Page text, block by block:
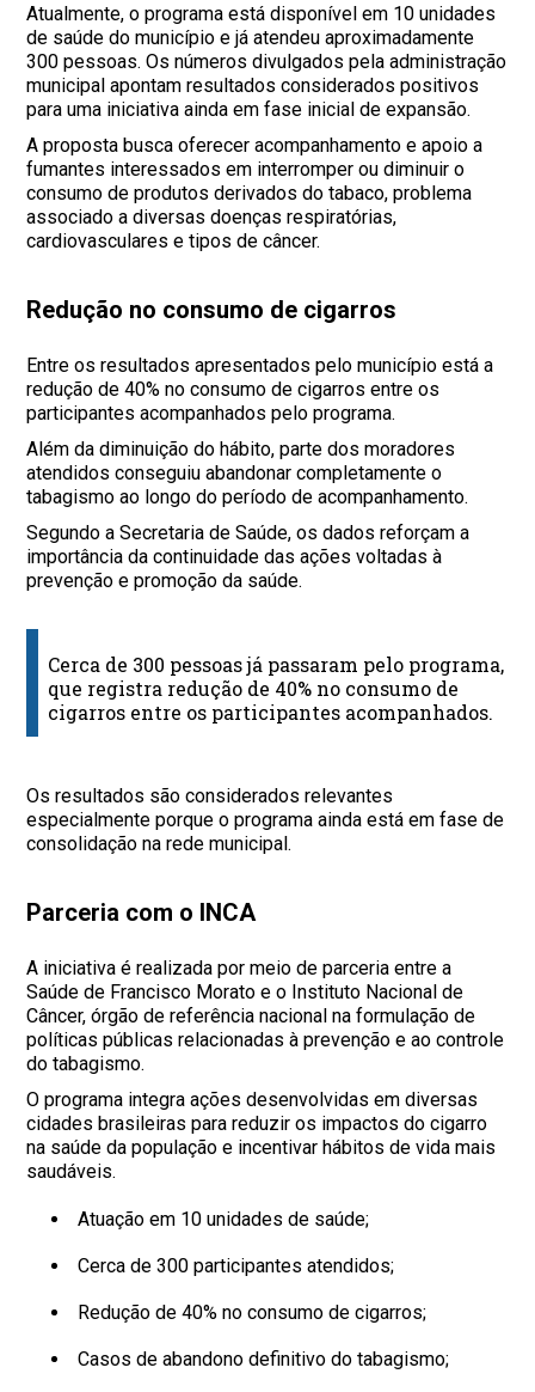
Atualmente, o programa está disponível em 10 unidades
de saúde do município e já atendeu aproximadamente
300 pessoas. Os números divulgados pela administração
municipal apontam resultados considerados positivos
para uma iniciativa ainda em fase inicial de expansão.
A proposta busca oferecer acompanhamento e apoio a
fumantes interessados em interromper ou diminuir o
consumo de produtos derivados do tabaco, problema
associado a diversas doenças respiratórias,
cardiovasculares e tipos de câncer.
Redução no consumo de cigarros
Entre os resultados apresentados pelo município está a
redução de 40% no consumo de cigarros entre os
participantes acompanhados pelo programa.
Além da diminuição do hábito, parte dos moradores
atendidos conseguiu abandonar completamente o
tabagismo ao longo do período de acompanhamento.
Segundo a Secretaria de Saúde, os dados reforçam a
importância da continuidade das ações voltadas à
prevenção e promoção da saúde.
Cerca de 300 pessoas já passaram pelo programa,
que registra redução de 40% no consumo de
cigarros entre os participantes acompanhados.
Os resultados são considerados relevantes
especialmente porque o programa ainda está em fase de
consolidação na rede municipal.
Parceria com o INCA
A iniciativa é realizada por meio de parceria entre a
Saúde de Francisco Morato e o Instituto Nacional de
Câncer, órgão de referência nacional na formulação de
políticas públicas relacionadas à prevenção e ao controle
do tabagismo.
O programa integra ações desenvolvidas em diversas
cidades brasileiras para reduzir os impactos do cigarro
na saúde da população e incentivar hábitos de vida mais
saudáveis.
Atuação em 10 unidades de saúde;
Cerca de 300 participantes atendidos;
Redução de 40% no consumo de cigarros;
Casos de abandono definitivo do tabagismo;